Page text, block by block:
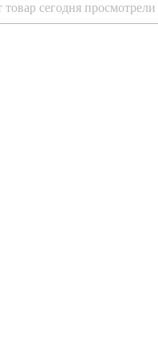
товар сегодня просмотрели